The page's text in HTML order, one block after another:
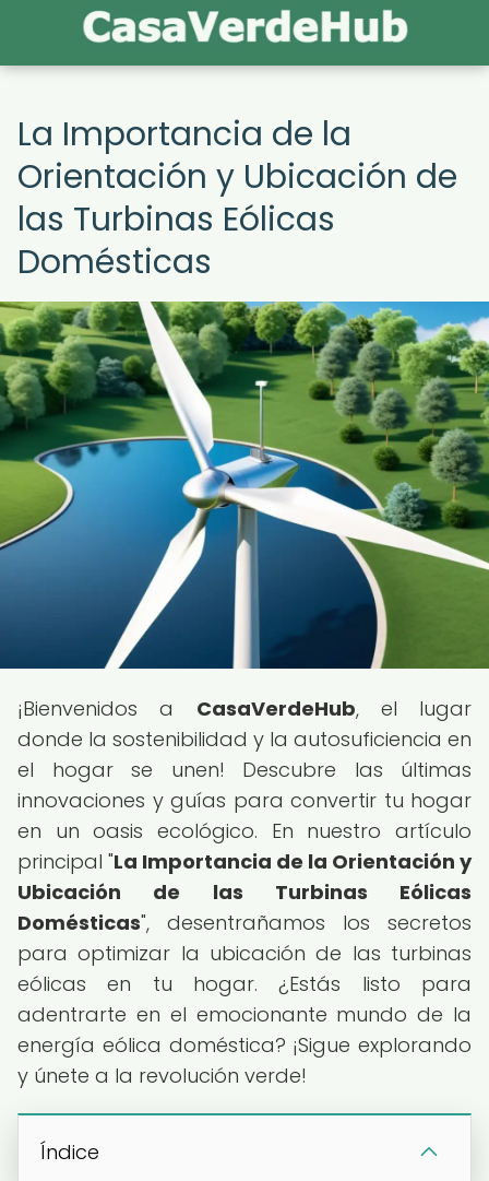
La Importancia de la
Orientación y Ubicación de
las Turbinas Eólicas
Domésticas
¡Bienvenidos a CasaVerdeHub, el lugar
donde la sostenibilidad y la autosuficiencia en
el hogar se unen! Descubre las últimas
innovaciones y guías para convertir tu hogar
en un oasis ecológico. En nuestro artículo
principal "La Importancia de la Orientación y
Ubicación de las Turbinas Eólicas
Domésticas", desentrañamos los secretos
para optimizar la ubicación de las turbinas
eólicas en tu hogar. ¿Estás listo para
adentrarte en el emocionante mundo de la
energía eólica doméstica? ¡Sigue explorando
y únete a la revolución verde!
Índice